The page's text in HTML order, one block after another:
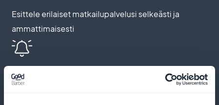
Esittele erilaiset matkailupalvelusi selkeästi ja
ammattimaisesti
Push-ilmoitukset ja automaattiset